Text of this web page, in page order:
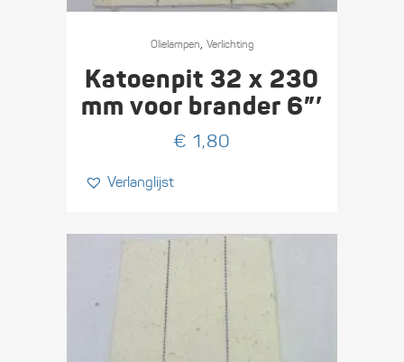
Olie­lampen, Verlichting
Katoenpit 32 x 230
mm voor brander 6”’
€ 1,80
Verlanglijst